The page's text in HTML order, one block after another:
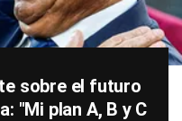
sobre el futuro
"Mi plan A, B y C